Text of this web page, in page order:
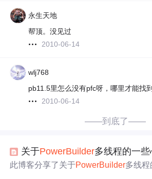
永生天地
帮顶。没见过
2010-06-14
wlj768
pb11.5里怎么没有pfc呀，哪里才能找
2010-06-14
——到底了——
关于PowerBuilder多线程的一
此博客分享了关于PowerBuilder多线程